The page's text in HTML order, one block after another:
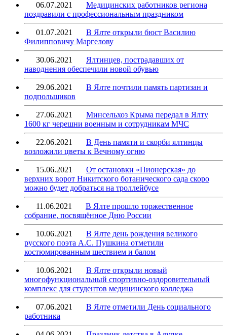
06.07.2021
Медицинских работников региона
поздравили с профессиональным праздником
01.07.2021
В Ялте открыли бюст Василию
Филипповичу Маргелову
30.06.2021
Ялтинцев, пострадавших от
наводнения обеспечили новой обувью
29.06.2021
В Ялте почтили память партизан и
подпольщиков
27.06.2021
Минсельхоз Крыма передал в Ялту
1600 кг черешни военным и сотрудникам МЧС
22.06.2021
В День памяти и скорби ялтинцы
возложили цветы к Вечному огню
15.06.2021
От остановки «Пионерская» до
верхних ворот Никитского ботанического сада скоро
можно будет добраться на троллейбусе
11.06.2021
В Ялте прошло торжественное
собрание, посвящённое Дню России
10.06.2021
В Ялте день рождения великого
русского поэта А.С. Пушкина отметили
костюмированным шествием и балом
10.06.2021
В Ялте открыли новый
многофункциональный спортивно-оздоровительный
комплекс для студентов медицинского колледжа
07.06.2021
В Ялте отметили День социального
работника